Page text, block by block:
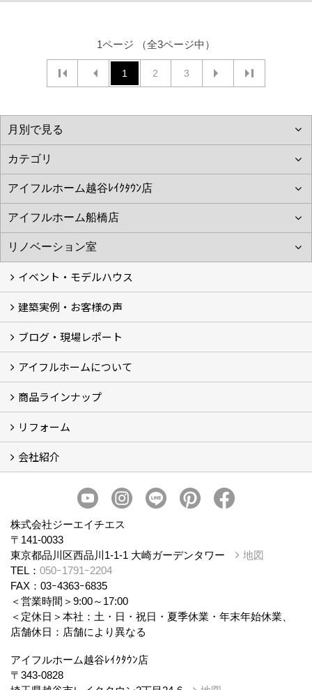
1ページ （全3ページ中）
1 2 3
イベント・モデルハウス
イベント
モデルハウス見学
建築実例・お客様の声
建築実例
お客様の声
ブログ・現場レポート
ブログ
現場レポート
アイフルホームについて
アイフルホームについて (5)
商品ラインナップ
商品ラインナップ
リフォーム
まるごと断熱リフォーム
イベント情報
施工事例
会社紹介
スタッフ紹介
個人情報保護方針
株式会社ジーエイチエス
〒141-0033
東京都品川区西品川1-1-1 大崎ガーデンタワー
地図
TEL： 050ｰ1791ｰ2204
FAX：03ｰ4363ｰ6835
＜営業時間＞9:00～17:00
＜定休日＞本社：土・日・祝日・夏季休業・年末年始休業、
店舗休日：店舗により異なる
アイフルホーム越谷ﾚｲｸﾀｳﾝ店
〒343-0828